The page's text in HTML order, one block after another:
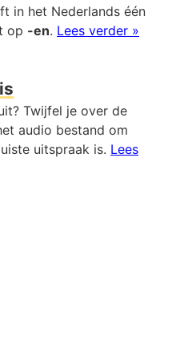
in het Nederlands één
op -en. Lees verder »
Twijfel je over de
audio bestand om
uitspraak is. Lees